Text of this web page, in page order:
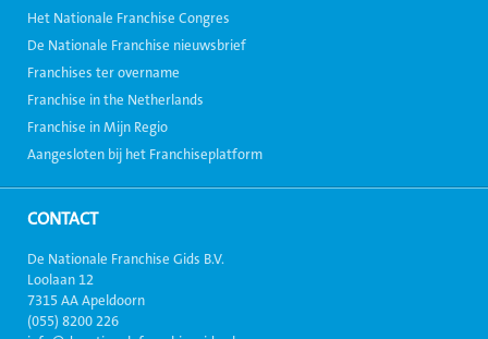
Het Nationale Franchise Congres
De Nationale Franchise nieuwsbrief
Franchises ter overname
Franchise in the Netherlands
Franchise in Mijn Regio
Aangesloten bij het Franchiseplatform
CONTACT
De Nationale Franchise Gids B.V.
Loolaan 12
7315 AA Apeldoorn
(055) 8200 226